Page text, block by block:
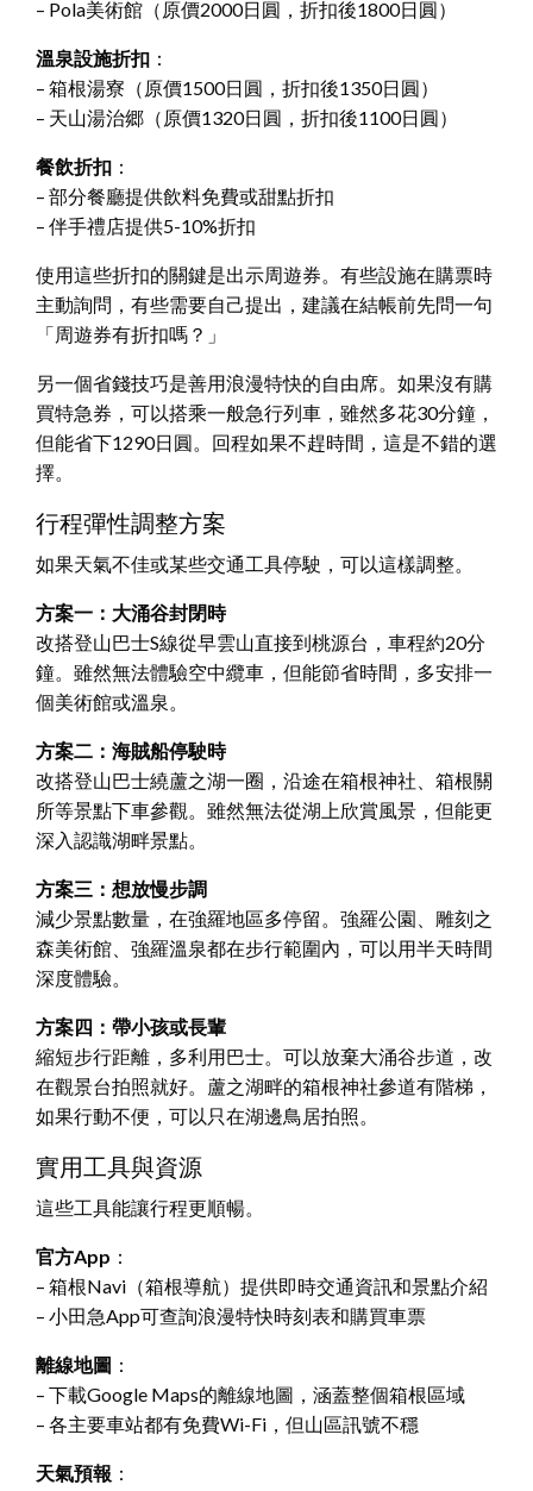
– Pola美術館（原價2000日圓，折扣後1800日圓）
溫泉設施折扣 ：
– 箱根湯寮（原價1500日圓，折扣後1350日圓）
– 天山湯治郷（原價1320日圓，折扣後1100日圓）
餐飲折扣 ：
– 部分餐廳提供飲料免費或甜點折扣
– 伴手禮店提供5-10%折扣
使用這些折扣的關鍵是出示周遊券。有些設施在購票時
主動詢問，有些需要自己提出，建議在結帳前先問一句
「周遊券有折扣嗎？」
另一個省錢技巧是善用浪漫特快的自由席。如果沒有購
買特急券，可以搭乘一般急行列車，雖然多花30分鐘，
但能省下1290日圓。回程如果不趕時間，這是不錯的選
擇。
行程彈性調整方案
如果天氣不佳或某些交通工具停駛，可以這樣調整。
方案一：大涌谷封閉時
改搭登山巴士S線從早雲山直接到桃源台，車程約20分
鐘。雖然無法體驗空中纜車，但能節省時間，多安排一
個美術館或溫泉。
方案二：海賊船停駛時
改搭登山巴士繞蘆之湖一圈，沿途在箱根神社、箱根關
所等景點下車參觀。雖然無法從湖上欣賞風景，但能更
深入認識湖畔景點。
方案三：想放慢步調
減少景點數量，在強羅地區多停留。強羅公園、雕刻之
森美術館、強羅溫泉都在步行範圍內，可以用半天時間
深度體驗。
方案四：帶小孩或長輩
縮短步行距離，多利用巴士。可以放棄大涌谷步道，改
在觀景台拍照就好。蘆之湖畔的箱根神社參道有階梯，
如果行動不便，可以只在湖邊鳥居拍照。
實用工具與資源
這些工具能讓行程更順暢。
官方App ：
– 箱根Navi（箱根導航）提供即時交通資訊和景點介紹
– 小田急App可查詢浪漫特快時刻表和購買車票
離線地圖 ：
– 下載Google Maps的離線地圖，涵蓋整個箱根區域
– 各主要車站都有免費Wi-Fi，但山區訊號不穩
天氣預報 ：